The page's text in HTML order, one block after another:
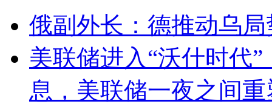
俄副外长：德推动乌
美联储进入“沃什时代
息，美联储一夜之间